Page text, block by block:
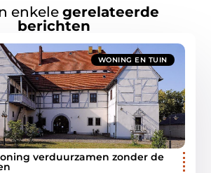
enkele gerelateerde
berichten
WONING EN TUIN
verduurzamen zonder de